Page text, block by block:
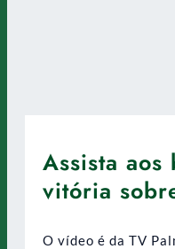
Assista aos
vitória
O vídeo é da TV